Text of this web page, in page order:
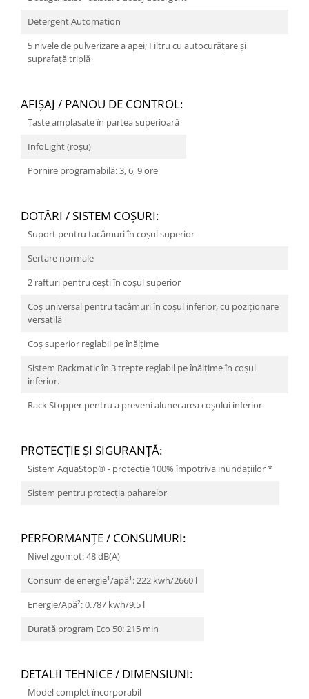
Detergent Automation
5 nivele de pulverizare a apei; Filtru cu autocurăţare şi
suprafaţă triplă
AFIŞAJ / PANOU DE CONTROL:
Taste amplasate în partea superioară
InfoLight (roșu)
Pornire programabilă: 3, 6, 9 ore
DOTĂRI / SISTEM COŞURI:
Suport pentru tacâmuri în coșul superior
Sertare normale
2 rafturi pentru cești în coșul superior
Coș universal pentru tacâmuri în coșul inferior, cu poziționare
versatilă
Coș superior reglabil pe înălţime
Sistem Rackmatic în 3 trepte reglabil pe înălțime în coșul
inferior.
Rack Stopper pentru a preveni alunecarea coșului inferior
PROTECŢIE ŞI SIGURANŢĂ:
Sistem AquaStop® - protecție 100% împotriva inundațiilor *
Sistem pentru protecţia paharelor
PERFORMANŢE / CONSUMURI:
Nivel zgomot: 48 dB(A)
Consum de energie¹/apă¹: 222 kwh/2660 l
Energie/Apă²: 0.787 kwh/9.5 l
Durată program Eco 50: 215 min
DETALII TEHNICE / DIMENSIUNI:
Model complet încorporabil